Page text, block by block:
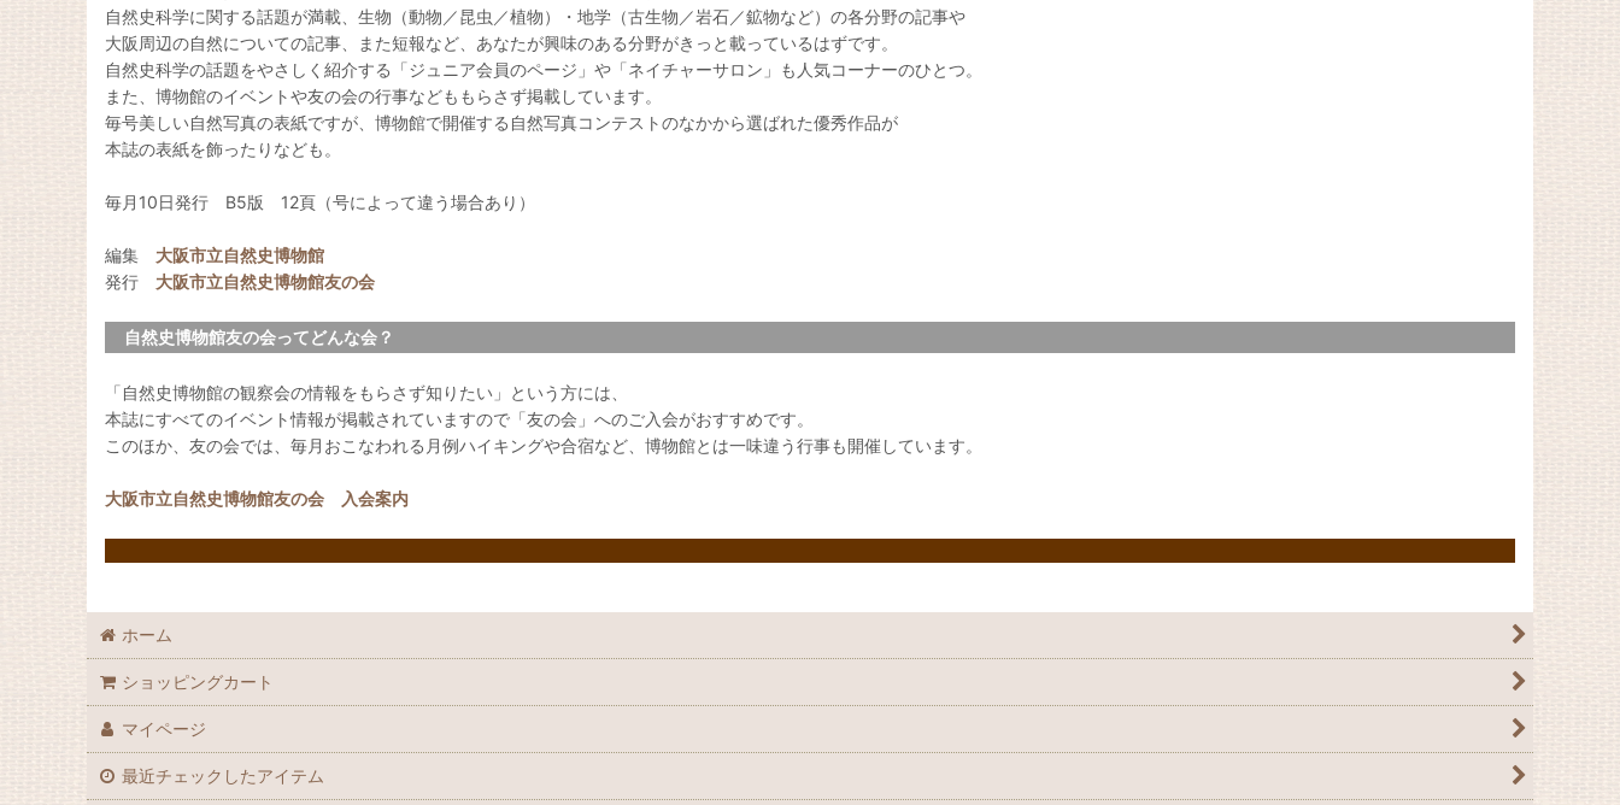
自然史科学に関する話題が満載、生物（動物／昆虫／植物）・地学（古生物／岩石／鉱物など）の各分野の記事や
大阪周辺の自然についての記事、また短報など、あなたが興味のある分野がきっと載っているはずです。
自然史科学の話題をやさしく紹介する「ジュニア会員のページ」や「ネイチャーサロン」も人気コーナーのひとつ。
また、博物館のイベントや友の会の行事などももらさず掲載しています。
毎号美しい自然写真の表紙ですが、博物館で開催する自然写真コンテストのなかから選ばれた優秀作品が
本誌の表紙を飾ったりなども。
毎月10日発行 B5版 12頁（号によって違う場合あり）
編集 大阪市立自然史博物館
発行 大阪市立自然史博物館友の会
自然史博物館友の会ってどんな会？
「自然史博物館の観察会の情報をもらさず知りたい」という方には、
本誌にすべてのイベント情報が掲載されていますので「友の会」へのご入会がおすすめです。
このほか、友の会では、毎月おこなわれる月例ハイキングや合宿など、博物館とは一味違う行事も開催しています。
大阪市立自然史博物館友の会 入会案内
ホーム
ショッピングカート
マイページ
最近チェックしたアイテム